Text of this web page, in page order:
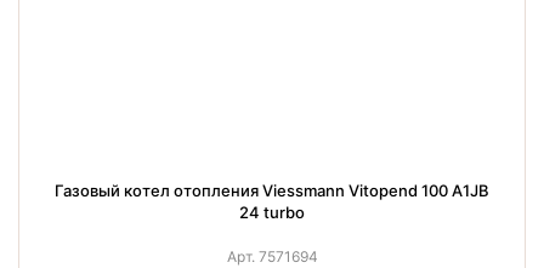
Газовый котел отопления Viessmann Vitopend 100 A1JB
24 turbo
Арт. 7571694